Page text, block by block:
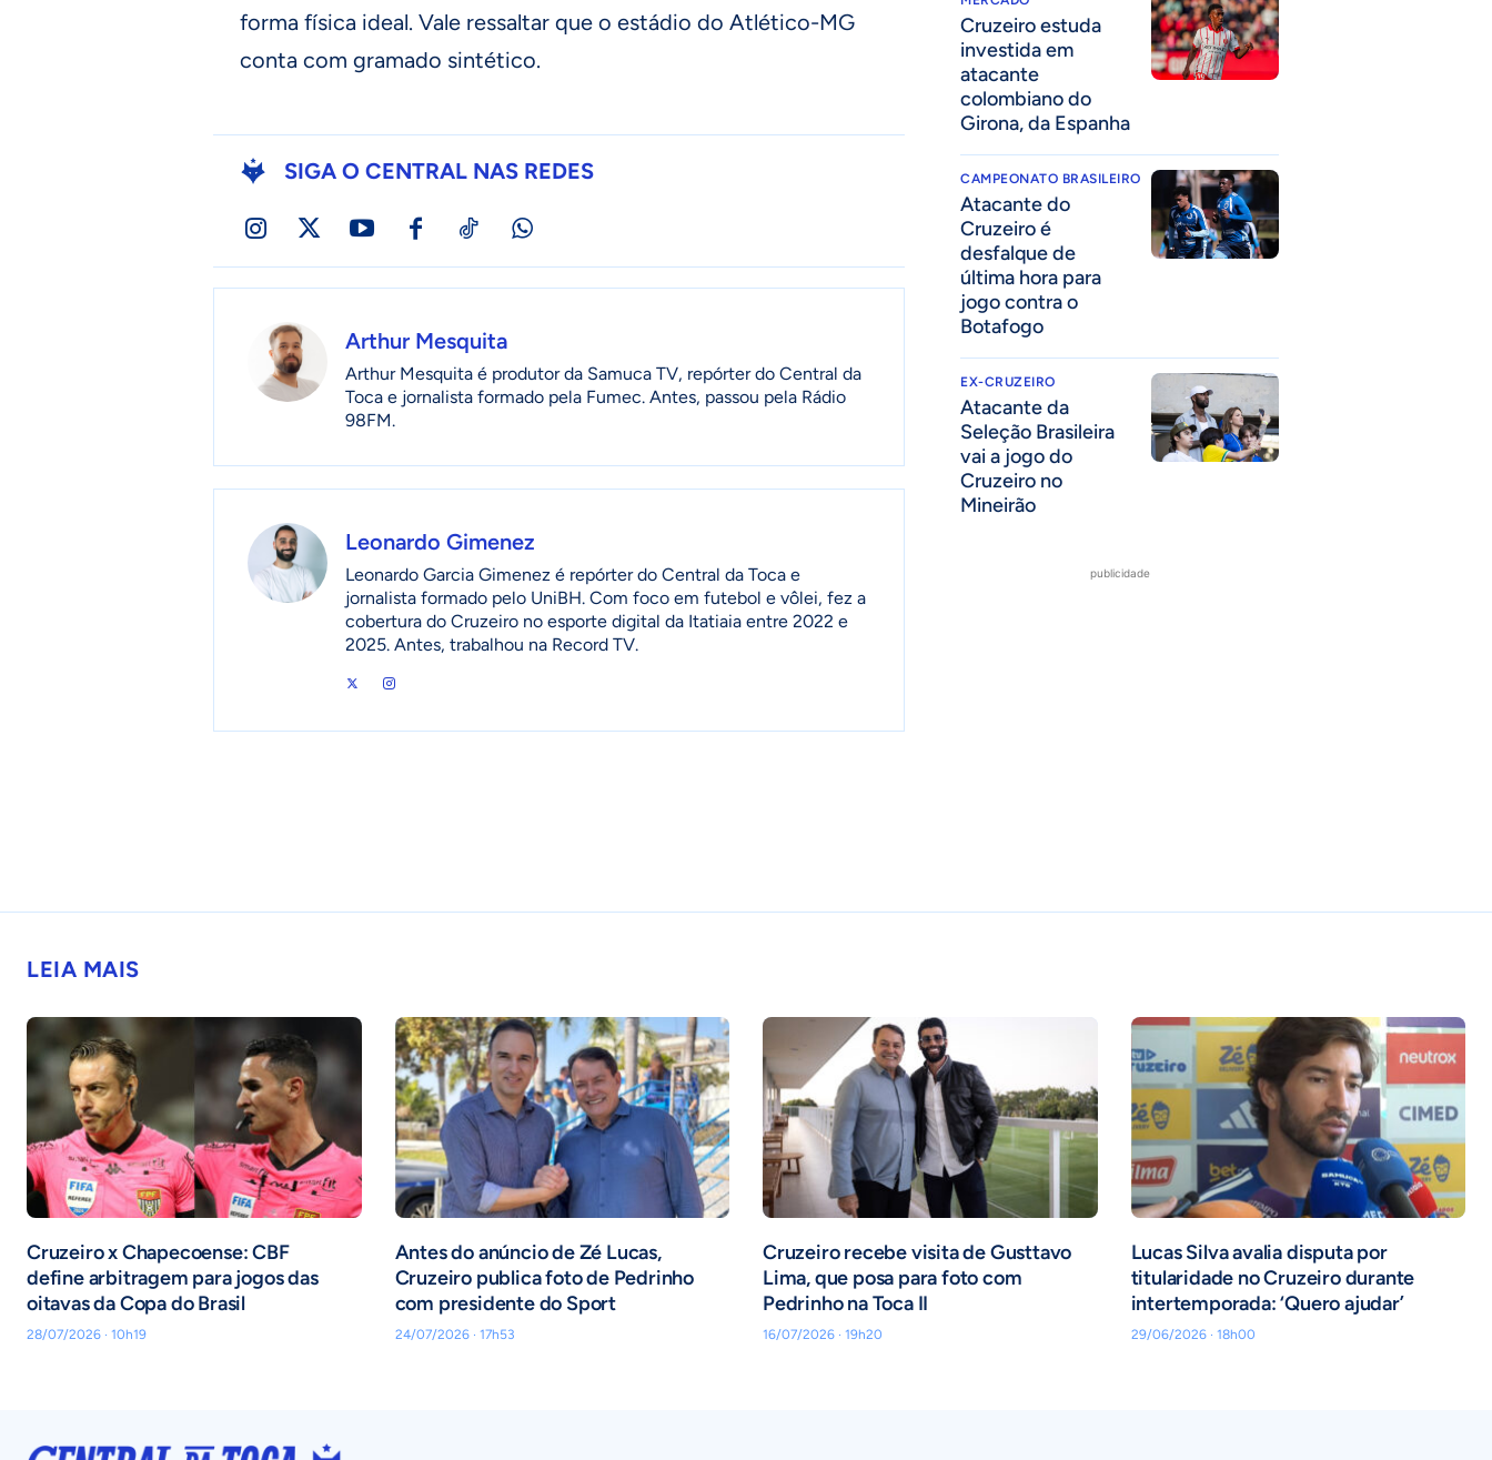
forma física ideal. Vale ressaltar que o estádio do Atlético-MG
conta com gramado sintético.
SIGA O CENTRAL NAS REDES
Arthur Mesquita
Arthur Mesquita é produtor da Samuca TV, repórter do Central da
Toca e jornalista formado pela Fumec. Antes, passou pela Rádio
98FM.
Leonardo Gimenez
Leonardo Garcia Gimenez é repórter do Central da Toca e
jornalista formado pelo UniBH. Com foco em futebol e vôlei, fez a
cobertura do Cruzeiro no esporte digital da Itatiaia entre 2022 e
2025. Antes, trabalhou na Record TV.
Cruzeiro estuda
investida em
atacante
colombiano do
Girona, da Espanha
CAMPEONATO BRASILEIRO
Atacante do
Cruzeiro é
desfalque de
última hora para
jogo contra o
Botafogo
EX-CRUZEIRO
Atacante da
Seleção Brasileira
vai a jogo do
Cruzeiro no
Mineirão
publicidade
LEIA MAIS
Cruzeiro x Chapecoense: CBF
define arbitragem para jogos das
oitavas da Copa do Brasil
28/07/2026 · 10h19
Antes do anúncio de Zé Lucas,
Cruzeiro publica foto de Pedrinho
com presidente do Sport
24/07/2026 · 17h53
Cruzeiro recebe visita de Gusttavo
Lima, que posa para foto com
Pedrinho na Toca II
16/07/2026 · 19h20
Lucas Silva avalia disputa por
titularidade no Cruzeiro durante
intertemporada: ‘Quero ajudar’
29/06/2026 · 18h00